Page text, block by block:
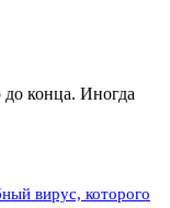
конца. Иногда
вирус, которого